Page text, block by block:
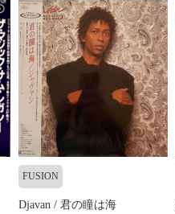
FUSION
Djavan / 君の瞳は海